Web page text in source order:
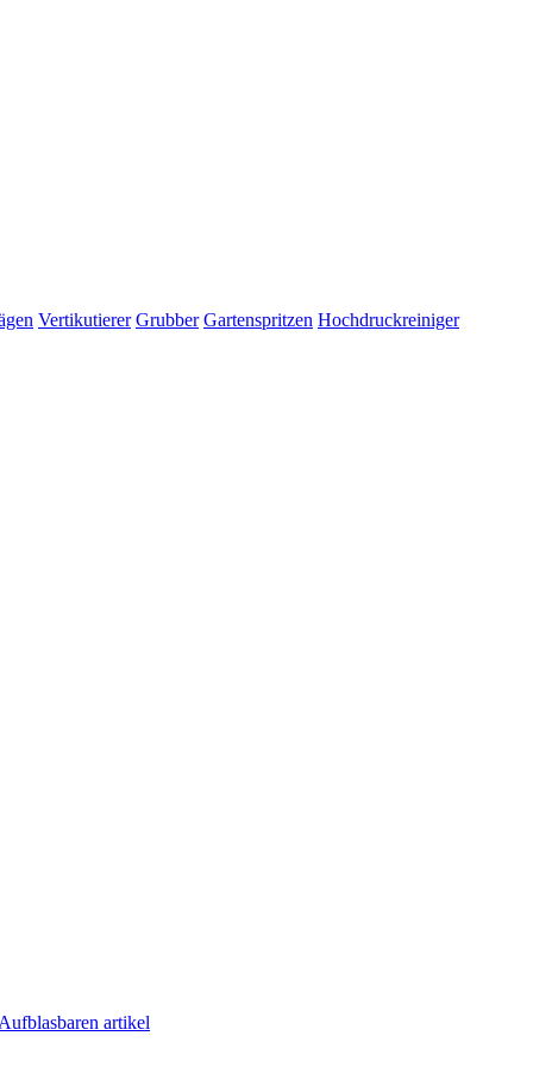
Vertikutierer Grubber Gartenspritzen Hochdruckreiniger
Aufblasbaren artikel